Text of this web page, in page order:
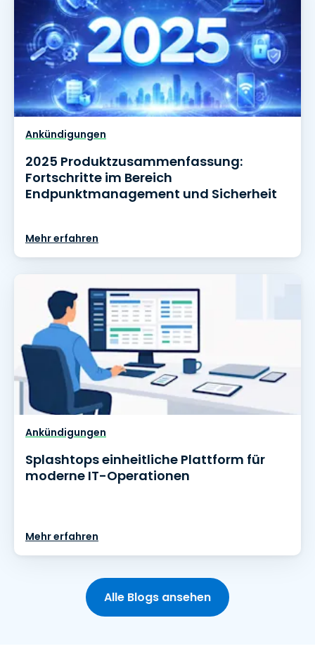
Ankündigungen
2025 Produktzusammenfassung:
Fortschritte im Bereich
Endpunktmanagement und Sicherheit
Mehr erfahren
Ankündigungen
Splashtops einheitliche Plattform für
moderne IT-Operationen
Mehr erfahren
Alle Blogs ansehen